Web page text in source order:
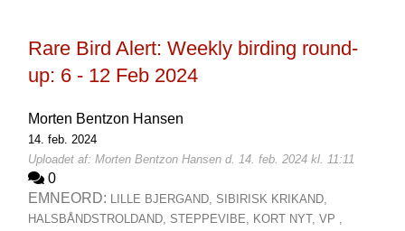
Rare Bird Alert: Weekly birding round-
up: 6 - 12 Feb 2024
Morten Bentzon Hansen
14. feb. 2024
Uploadet af: Morten Bentzon Hansen d. 14. feb. 2024 kl. 11:11
0
EMNEORD: LILLE BJERGAND, SIBIRISK KRIKAND,
HALSBÅNDSTROLDAND, STEPPEVIBE, KORT NYT, VP ,